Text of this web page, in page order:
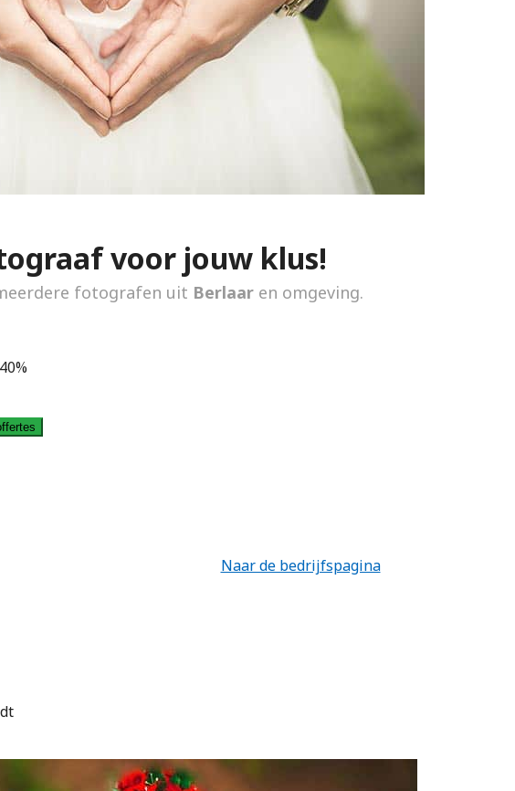
voor jouw klus!
fotografen uit Berlaar en omgeving.
Naar de bedrijfspagina